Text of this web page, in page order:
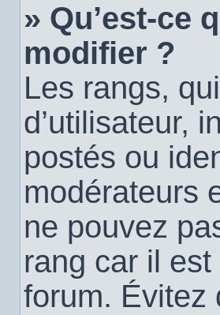
» Qu’est-ce
modifier ?
Les rangs,
d’utilisateur,
postés ou
modérateurs
ne pouvez
rang car il
forum. Évitez